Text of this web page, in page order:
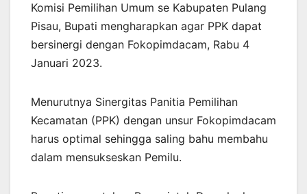
Komisi Pemilihan Umum se Kabupaten Pulang
Pisau, Bupati mengharapkan agar PPK dapat
bersinergi dengan Fokopimdacam, Rabu 4
Januari 2023.
Menurutnya Sinergitas Panitia Pemilihan
Kecamatan (PPK) dengan unsur Fokopimdacam
harus optimal sehingga saling bahu membahu
dalam mensukseskan Pemilu.